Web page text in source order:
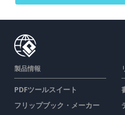
製品情報
PDFツールスイート
フリップブック・メーカー